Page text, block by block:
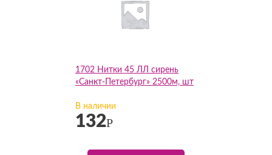
1702 Нитки 45 ЛЛ сирень
«Санкт-Петербург» 2500м, шт
В наличии
132Р